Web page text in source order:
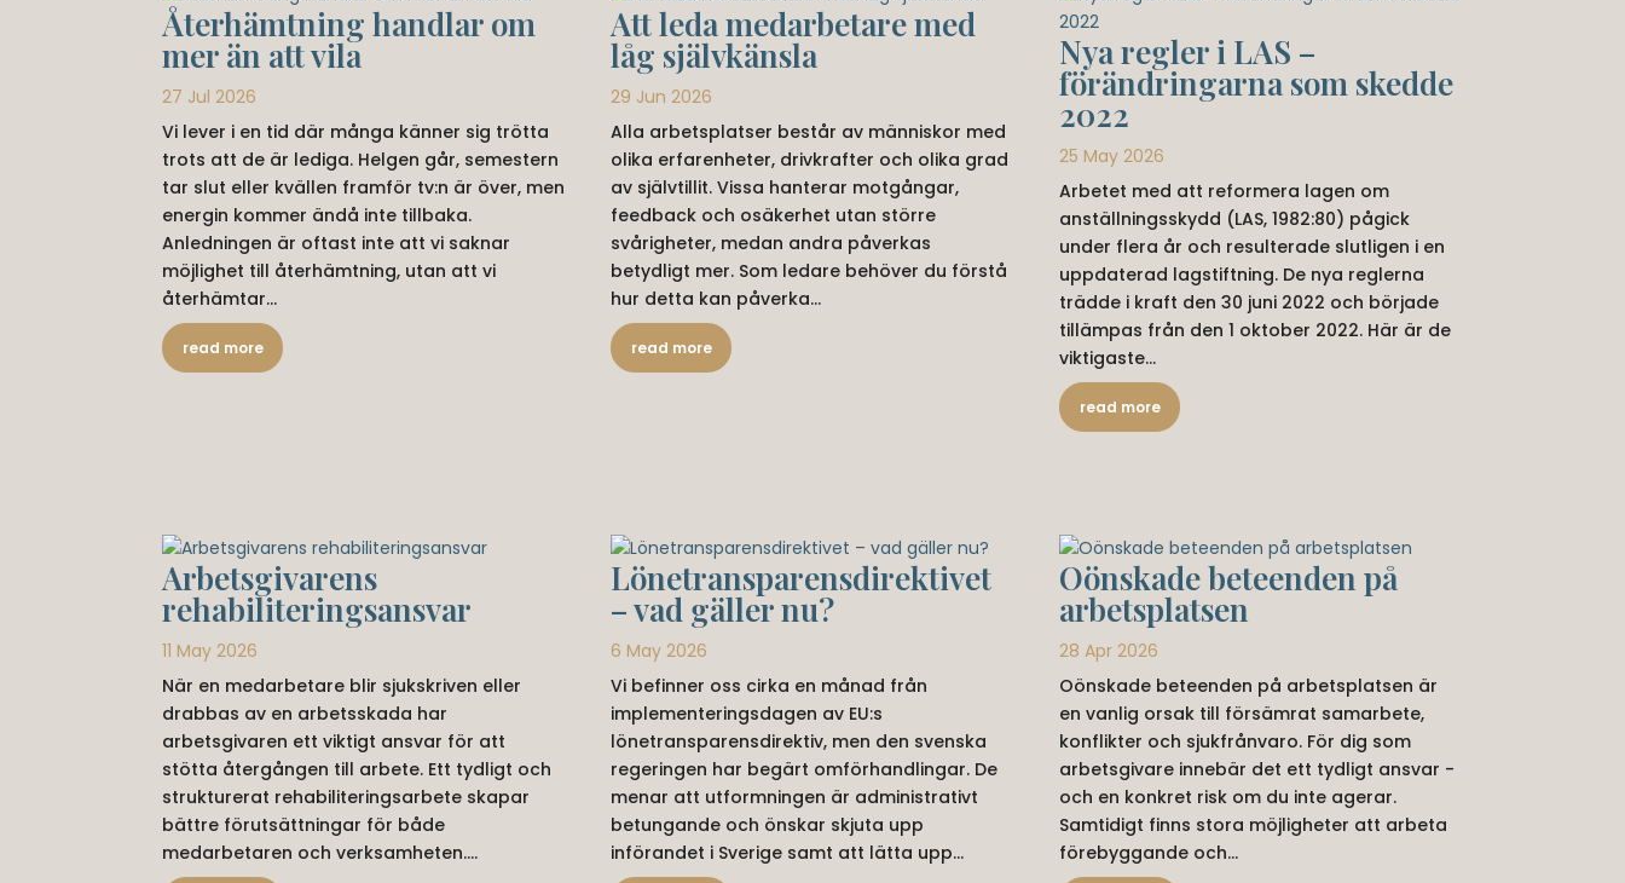
Återhämtning handlar om
mer än att vila
27 Jul 2026
Vi lever i en tid där många känner sig trötta
trots att de är lediga. Helgen går, semestern
tar slut eller kvällen framför tv:n är över, men
energin kommer ändå inte tillbaka.
Anledningen är oftast inte att vi saknar
möjlighet till återhämtning, utan att vi
återhämtar...
read more
Att leda medarbetare med
låg självkänsla
29 Jun 2026
Alla arbetsplatser består av människor med
olika erfarenheter, drivkrafter och olika grad
av självtillit. Vissa hanterar motgångar,
feedback och osäkerhet utan större
svårigheter, medan andra påverkas
betydligt mer. Som ledare behöver du förstå
hur detta kan påverka...
read more
Nya regler i LAS –
förändringarna som skedde
2022
25 May 2026
Arbetet med att reformera lagen om
anställningsskydd (LAS, 1982:80) pågick
under flera år och resulterade slutligen i en
uppdaterad lagstiftning. De nya reglerna
trädde i kraft den 30 juni 2022 och började
tillämpas från den 1 oktober 2022. Här är de
viktigaste...
read more
Arbetsgivarens
rehabiliteringsansvar
11 May 2026
När en medarbetare blir sjukskriven eller
drabbas av en arbetsskada har
arbetsgivaren ett viktigt ansvar för att
stötta återgången till arbete. Ett tydligt och
strukturerat rehabiliteringsarbete skapar
bättre förutsättningar för både
medarbetaren och verksamheten....
Lönetransparensdirektivet
– vad gäller nu?
6 May 2026
Vi befinner oss cirka en månad från
implementeringsdagen av EU:s
lönetransparensdirektiv, men den svenska
regeringen har begärt omförhandlingar. De
menar att utformningen är administrativt
betungande och önskar skjuta upp
införandet i Sverige samt att lätta upp...
Oönskade beteenden på
arbetsplatsen
28 Apr 2026
Oönskade beteenden på arbetsplatsen är
en vanlig orsak till försämrat samarbete,
konflikter och sjukfrånvaro. För dig som
arbetsgivare innebär det ett tydligt ansvar -
och en konkret risk om du inte agerar.
Samtidigt finns stora möjligheter att arbeta
förebyggande och...